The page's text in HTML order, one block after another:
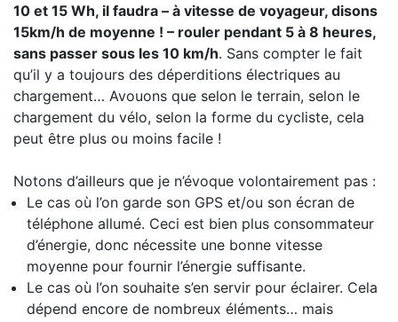
10 et 15 Wh, il faudra – à vitesse de voyageur, disons
15km/h de moyenne ! – rouler pendant 5 à 8 heures,
sans passer sous les 10 km/h. Sans compter le fait
qu’il y a toujours des déperditions électriques au
chargement… Avouons que selon le terrain, selon le
chargement du vélo, selon la forme du cycliste, cela
peut être plus ou moins facile !
Notons d’ailleurs que je n’évoque volontairement pas :
Le cas où l’on garde son GPS et/ou son écran de
téléphone allumé. Ceci est bien plus consommateur
d’énergie, donc nécessite une bonne vitesse
moyenne pour fournir l’énergie suffisante.
Le cas où l’on souhaite s’en servir pour éclairer. Cela
dépend encore de nombreux éléments… mais